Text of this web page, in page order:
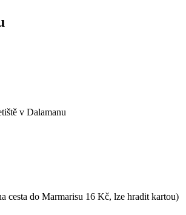
v Dalamanu
cesta do Marmarisu 16 Kč, lze hradit kartou)